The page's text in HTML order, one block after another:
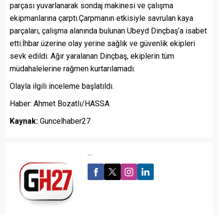
parçası yuvarlanarak sondaj makinesi ve çalışma
ekipmanlarına çarptı.Çarpmanın etkisiyle savrulan kaya
parçaları, çalışma alanında bulunan Ubeyd Dinçbaş’a isabet
etti.İhbar üzerine olay yerine sağlık ve güvenlik ekipleri
sevk edildi. Ağır yaralanan Dinçbaş, ekiplerin tüm
müdahalelerine rağmen kurtarılamadı.
Olayla ilgili inceleme başlatıldı.
Haber: Ahmet Bozatlı/HASSA
Kaynak: Guncelhaber27
...